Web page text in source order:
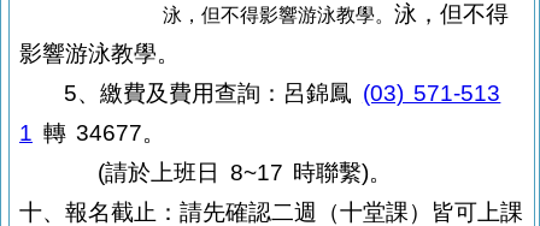
泳，但不得影響游泳教學。泳，但不得
影響游泳教學。
5、繳費及費用查詢：呂錦鳳 (03) 571-513
1 轉34677。
(請於上班日 8~17 時聯繫)。
十、報名截止：請先確認二週（十堂課）皆可上課